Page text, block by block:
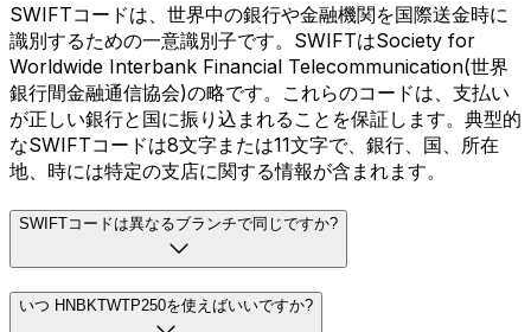
SWIFTコードは、世界中の銀行や金融機関を国際送金時に
識別するための一意識別子です。SWIFTはSociety for
Worldwide Interbank Financial Telecommunication(世界
銀行間金融通信協会)の略です。これらのコードは、支払い
が正しい銀行と国に振り込まれることを保証します。典型的
なSWIFTコードは8文字または11文字で、銀行、国、所在
地、時には特定の支店に関する情報が含まれます。
SWIFTコードは異なるブランチで同じですか?
いつ HNBKTWTP250を使えばいいですか?